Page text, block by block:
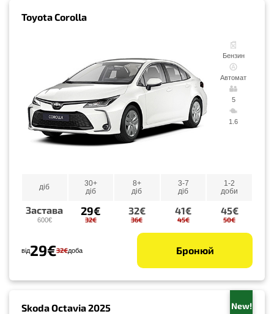
Toyota Corolla
Бензин
Автомат
5
1.6
діб
30+
діб
8+
діб
3-7
діб
1-2
доби
Застава
600€
29€
32€
32€
36€
41€
45€
45€
50€
від29€32€доба Бронюй
Skoda Octavia 2025 New!